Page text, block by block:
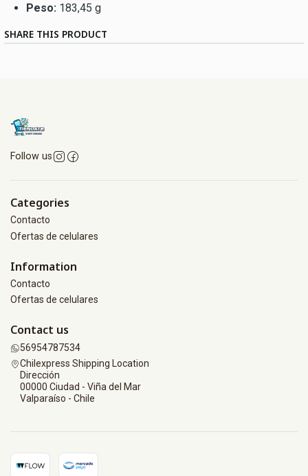
Peso: 183,45 g
SHARE THIS PRODUCT
Follow us
Categories
Contacto
Ofertas de celulares
Information
Contacto
Ofertas de celulares
Contact us
56954787534
Chilexpress Shipping Location
Dirección
00000 Ciudad - Viña del Mar
Valparaíso - Chile